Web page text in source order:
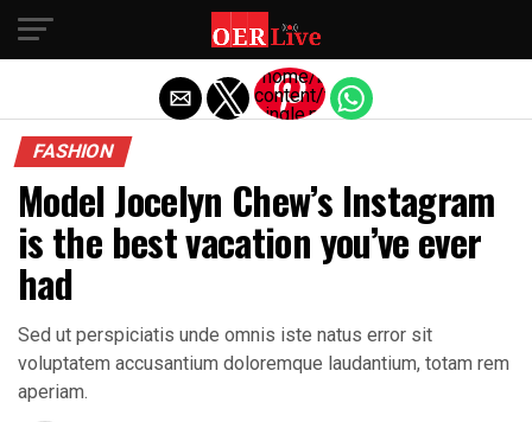
/home/business/public_html/
content/themes/oerlive/amp-
single.php
Warning:
Trying to
access
array
offset
/home/business/public_html/
content/themes/oerlive/amp-
single.php
on line
FASHION
Model Jocelyn Chew’s Instagram
is the best vacation you’ve ever
had
Sed ut perspiciatis unde omnis iste natus error sit
voluptatem accusantium doloremque laudantium, totam rem
aperiam.
Exit mobile version